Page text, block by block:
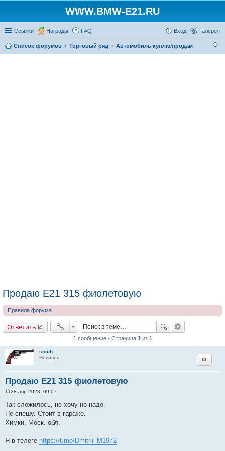
WWW.BMW-E21.RU
Ссылки Награды Галерея
FAQ Вход
Список форумов Торговый ряд
Автомобиль куплю/продам
Продаю Е21 315 фиолетовую
Правила форума
Ответить
1 сообщение • Страница 1 из 1
smith
Новичок
Продаю Е21 315 фиолетовую
Цитата
о
б
е
е
28 апр 2023, 09:07
Так сложилось, не хочу но надо.
Не спешу. Стоит в гараже.
Химки, Моск. обл.
Я в телеге https://t.me/Dmitrii_M1972